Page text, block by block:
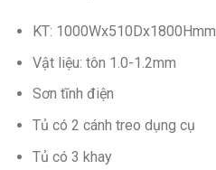
KT: 1000Wx510Dx1800Hmm
Vật liệu: tôn 1.0-1.2mm
Sơn tĩnh điện
Tủ có 2 cánh treo dụng cụ
Tủ có 3 khay